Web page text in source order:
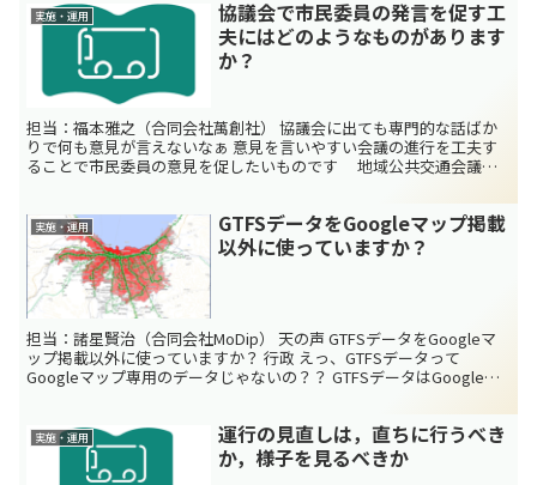
実施・運用
協議会で市民委員の発言を促す工
夫にはどのようなものがあります
か？
担当：福本雅之（合同会社萬創社） 協議会に出ても専門的な話ばか
りで何も意見が言えないなぁ 意見を言いやすい会議の進行を工夫す
ることで市民委員の意見を促したいものです 地域公共交通会議や
実施・運用
GTFSデータをGoogleマップ掲載
以外に使っていますか？
担当：諸星賢治（合同会社MoDip） 天の声 GTFSデータをGoogleマ
ップ掲載以外に使っていますか？ 行政 えっ、GTFSデータって
Googleマップ専用のデータじゃないの？？ GTFSデータはGoogleマ
実施・運用
運行の見直しは，直ちに行うべき
か，様子を見るべきか